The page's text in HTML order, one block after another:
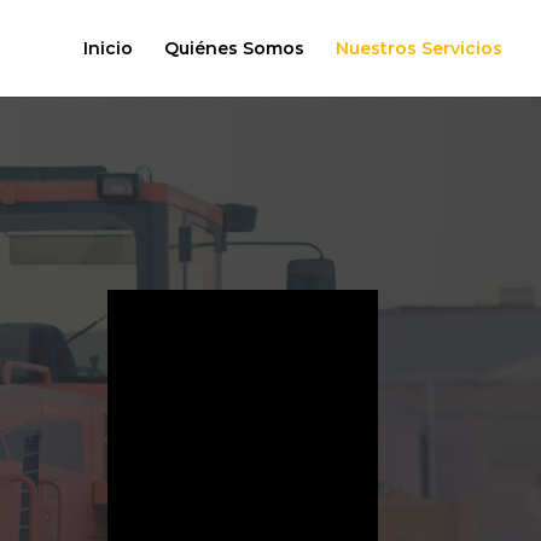
Inicio Quiénes Somos Nuestros Servicios